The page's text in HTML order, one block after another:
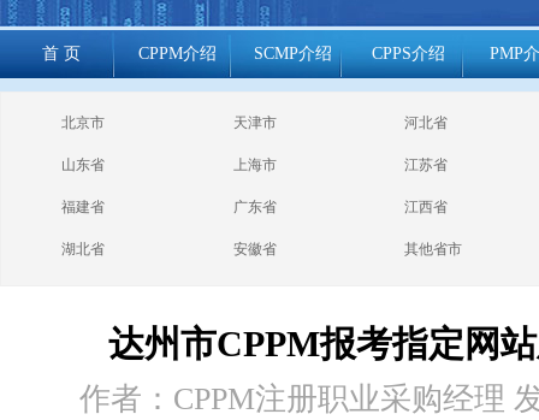
首 页 CPPM介绍 SCMP介绍 CPPS介绍 PMP
cppm报考常见
问题
北京市 天津市 河北省
山东省 上海市 江苏省
福建省 广东省 江西省
湖北省 安徽省 其他省市
达州市CPPM报考指定网
作者：CPPM注册职业采购经理